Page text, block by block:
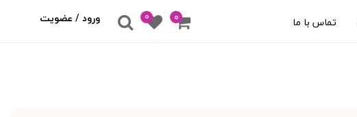
تماس با ما ۰ 0 ورود / عضویت